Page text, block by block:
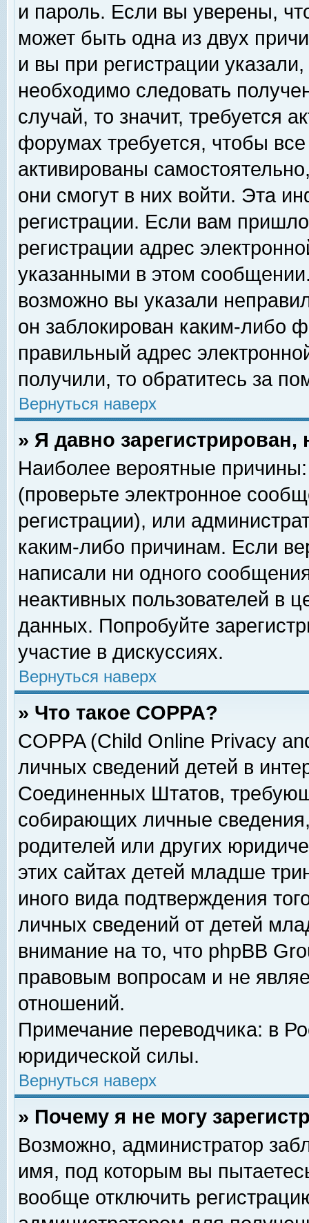
и пароль. Если вы уверены,
может быть одна из двух
и вы при регистрации
необходимо следовать
случай, то значит, требуется
форумах требуется, чтобы
активированы
они смогут в них войти. Эта
регистрации. Если вам
регистрации адрес
указанными в этом
возможно вы указали
он заблокирован каким-либо
правильный адрес
получили, то обратитесь за
Вернуться наверх
» Я давно
Наиболее вероятные
(проверьте электронное
регистрации), или
каким-либо причинам. Если
написали ни одного
неактивных пользователей в
данных. Попробуйте
участие в дискуссиях.
Вернуться наверх
» Что такое COPPA?
COPPA (Child Online Privacy
личных сведений детей в
Соединенных Штатов,
собирающих личные
родителей или других
этих сайтах детей младше
иного вида подтверждения
личных сведений от детей
внимание на то, что phpBB
правовым вопросам и не
отношений.
Примечание переводчика: в
юридической силы.
Вернуться наверх
» Почему я не могу
Возможно, администратор
имя, под которым вы
вообще отключить